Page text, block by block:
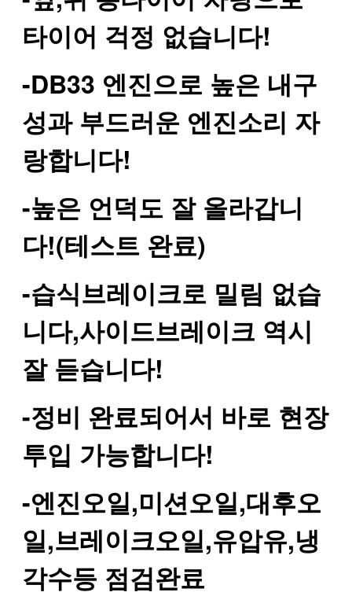
타이어 걱정 없습니다!
-DB33 엔진으로 높은 내구
성과 부드러운 엔진소리 자
랑합니다!
-높은 언덕도 잘 올라갑니
다!(테스트 완료)
-습식브레이크로 밀림 없습
니다,사이드브레이크 역시
잘 듣습니다!
-정비 완료되어서 바로 현장
투입 가능합니다!
-엔진오일,미션오일,대후오
일,브레이크오일,유압유,냉
각수등 점검완료